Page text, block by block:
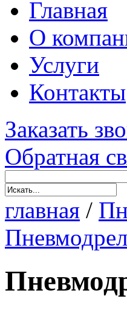
Главная
О
Услуги
Контакты
Заказать
Обратная
главная /